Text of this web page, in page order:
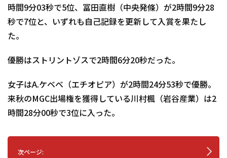
時間9分03秒で5位、冨田直樹（中央発條）が2時間9分28
秒で7位と、いずれも自己記録を更新して入賞を果たし
た。
優勝はストリントゾスで2時間6分20秒だった。
女子はA.ケベベ（エチオピア）が2時間24分53秒で優勝。
来秋のMGC出場権を獲得している川村楓（岩谷産業）は2
時間28分00秒で3位に入った。
次ページ: